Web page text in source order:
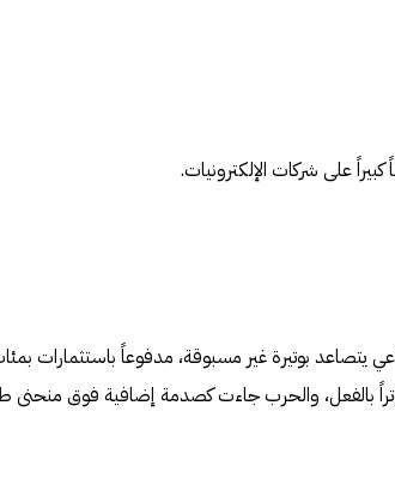
على شركات الإلكترونيات.
يتصاعد بوتيرة غير مسبوقة، مدفوعاً باستثمارات
بالفعل، والحرب جاءت كصدمة إضافية فوق منحنى